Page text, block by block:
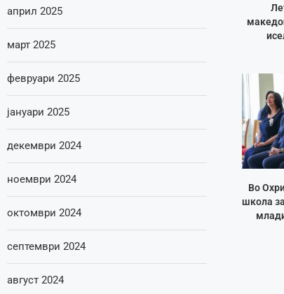
Во
школа
април 2025
март 2025
февруари 2025
јануари 2025
декември 2024
ноември 2024
октомври 2024
септември 2024
август 2024